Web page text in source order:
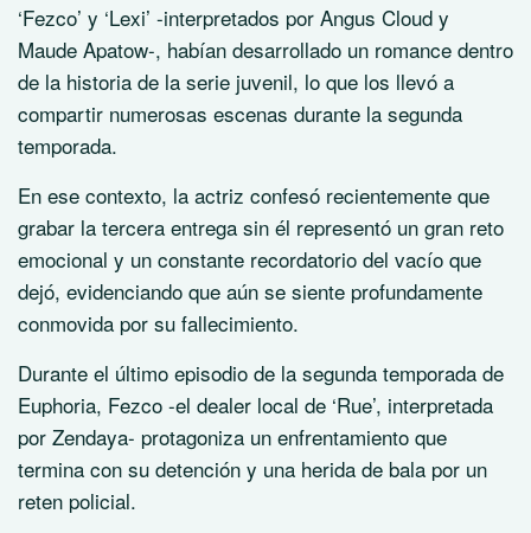
‘Fezco’ y ‘Lexi’ -interpretados por Angus Cloud y
Maude Apatow-, habían desarrollado un romance dentro
de la historia de la serie juvenil, lo que los llevó a
compartir numerosas escenas durante la segunda
temporada.
En ese contexto, la actriz confesó recientemente que
grabar la tercera entrega sin él representó un gran reto
emocional y un constante recordatorio del vacío que
dejó, evidenciando que aún se siente profundamente
conmovida por su fallecimiento.
Durante el último episodio de la segunda temporada de
Euphoria, Fezco -el dealer local de ‘Rue’, interpretada
por Zendaya- protagoniza un enfrentamiento que
termina con su detención y una herida de bala por un
reten policial.